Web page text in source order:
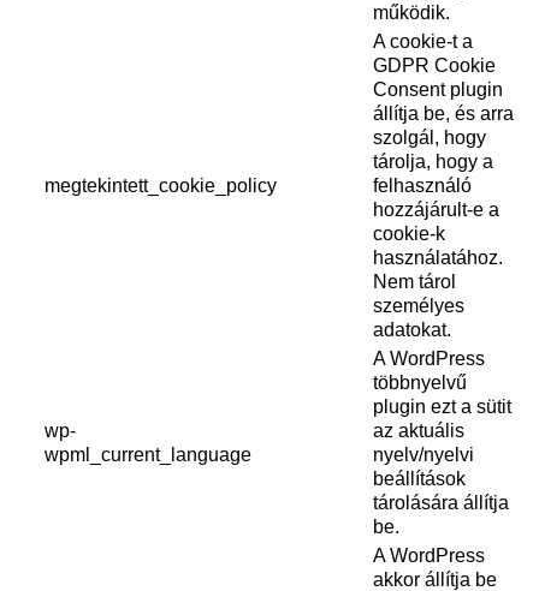
működik.
megtekintett_cookie_policy
A cookie-t a
GDPR Cookie
Consent plugin
állítja be, és arra
szolgál, hogy
tárolja, hogy a
felhasználó
hozzájárult-e a
cookie-k
használatához.
Nem tárol
személyes
adatokat.
wp-
wpml_current_language
A WordPress
többnyelvű
plugin ezt a sütit
az aktuális
nyelv/nyelvi
beállítások
tárolására állítja
be.
A WordPress
akkor állítja be